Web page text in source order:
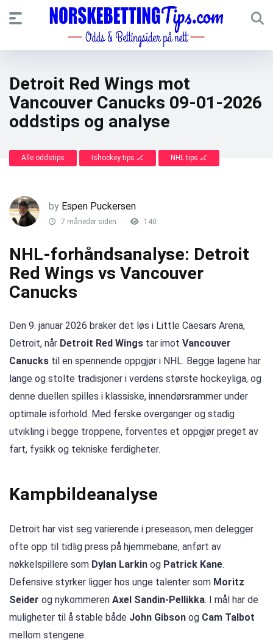
Detroit Red Wings mot
Vancouver Canucks 09-01-2026
oddstips og analyse
Alle oddstips Ishockey tips 🏒 NHL tips 🏒
by Espen Puckersen
7 måneder siden 140
NHL-forhåndsanalyse: Detroit
Red Wings vs Vancouver
Canucks
Den 9. januar 2026 braker det løs i Little Caesars Arena,
Detroit, når Detroit Red Wings tar imot Vancouver
Canucks til en spennende oppgjør i NHL. Begge lagene har
lange og stolte tradisjoner i verdens største hockeyliga, og
denne duellen spilles i klassiske, innendørsrammer under
optimale isforhold. Med ferske overganger og stadig
utvikling i begge troppene, forventes et oppgjør preget av
fart, fysikk og tekniske ferdigheter.
Kampbildeanalyse
Detroit har vist seg varierende i preseason, men delegger
ofte opp til tidlig press på hjemmebane, anført av
nøkkelspillere som Dylan Larkin og Patrick Kane.
Defensive styrker ligger hos unge talenter som Moritz
Seider og nykommeren Axel Sandin-Pellikka. I mål har de
muligheter til å stable både John Gibson og Cam Talbot
mellom stengene.